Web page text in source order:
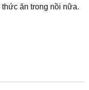
ăn trong nồi nữa.